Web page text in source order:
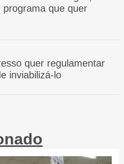
que quer
quer regulamentar
inviabilizá-lo